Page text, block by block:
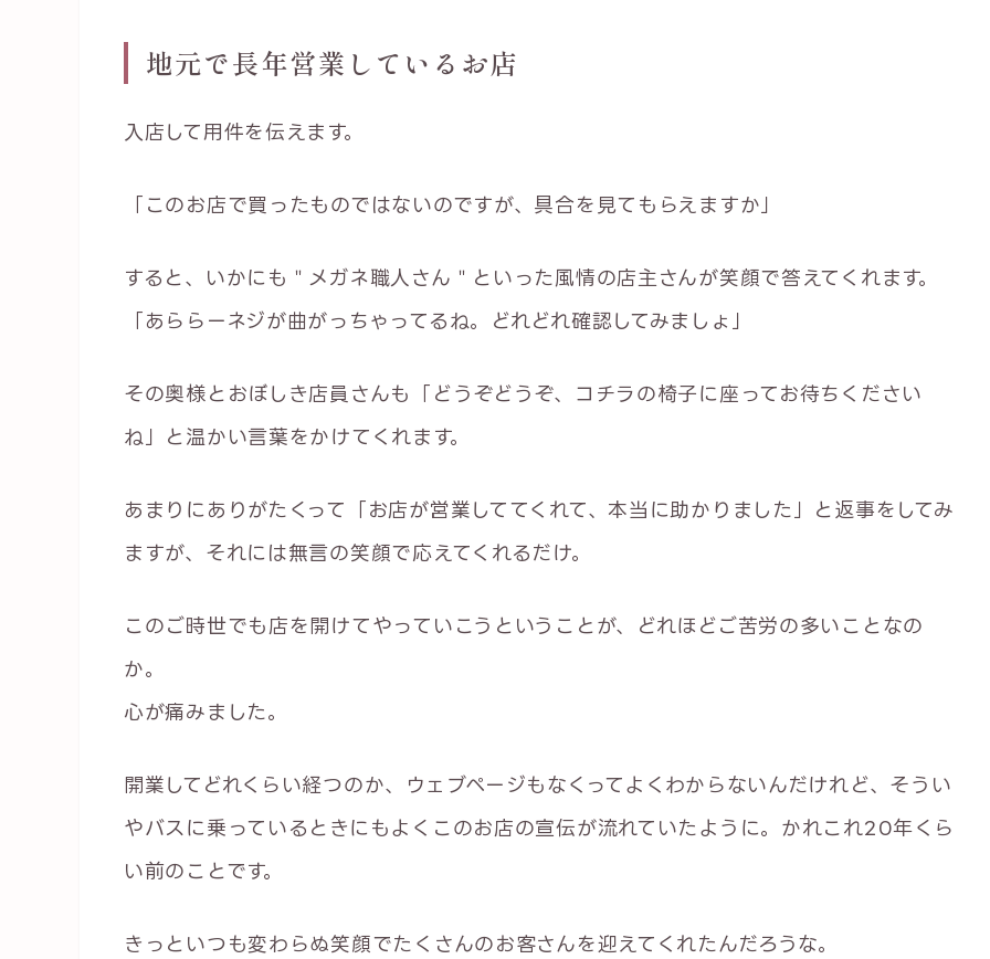
地元で長年営業しているお店
入店して用件を伝えます。
「このお店で買ったものではないのですが、具合を見てもらえますか」
すると、いかにも＂メガネ職人さん＂といった風情の店主さんが笑顔で答えてくれます。
「あららーネジが曲がっちゃってるね。どれどれ確認してみましょ」
その奥様とおぼしき店員さんも「どうぞどうぞ、コチラの椅子に座ってお待ちください
ね」と温かい言葉をかけてくれます。
あまりにありがたくって「お店が営業しててくれて、本当に助かりました」と返事をしてみ
ますが、それには無言の笑顔で応えてくれるだけ。
このご時世でも店を開けてやっていこうということが、どれほどご苦労の多いことなの
か。
心が痛みました。
開業してどれくらい経つのか、ウェブページもなくってよくわからないんだけれど、そうい
やバスに乗っているときにもよくこのお店の宣伝が流れていたように。かれこれ20年くら
い前のことです。
きっといつも変わらぬ笑顔でたくさんのお客さんを迎えてくれたんだろうな。